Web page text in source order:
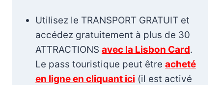
Utilisez le TRANSPORT GRATUIT et
accédez gratuitement à plus de 30
ATTRACTIONS avec la Lisbon Card.
Le pass touristique peut être acheté
en ligne en cliquant ici (il est activé